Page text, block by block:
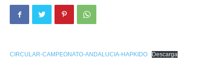
CIRCULAR-CAMPEONATO-ANDALUCIA-HAPKIDO Descarga